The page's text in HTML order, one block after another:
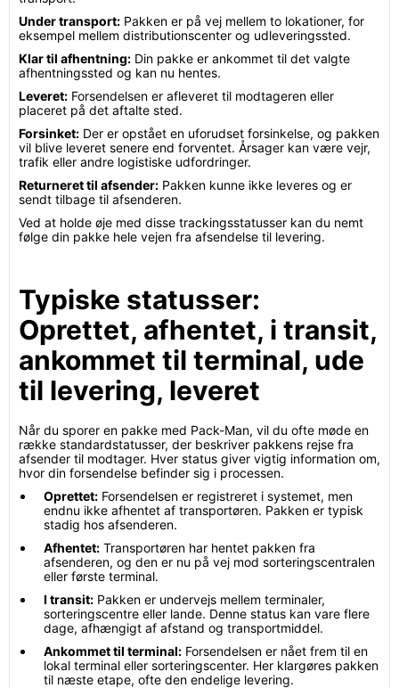
Under transport: Pakken er på vej mellem to lokationer, for
eksempel mellem distributionscenter og udleveringssted.
Klar til afhentning: Din pakke er ankommet til det valgte
afhentningssted og kan nu hentes.
Leveret: Forsendelsen er afleveret til modtageren eller
placeret på det aftalte sted.
Forsinket: Der er opstået en uforudset forsinkelse, og pakken
vil blive leveret senere end forventet. Årsager kan være vejr,
trafik eller andre logistiske udfordringer.
Returneret til afsender: Pakken kunne ikke leveres og er
sendt tilbage til afsenderen.
Ved at holde øje med disse trackingsstatusser kan du nemt
følge din pakke hele vejen fra afsendelse til levering.
Typiske statusser:
Oprettet, afhentet, i transit,
ankommet til terminal, ude
til levering, leveret
Når du sporer en pakke med Pack-Man, vil du ofte møde en
række standardstatusser, der beskriver pakkens rejse fra
afsender til modtager. Hver status giver vigtig information om,
hvor din forsendelse befinder sig i processen.
Oprettet: Forsendelsen er registreret i systemet, men
endnu ikke afhentet af transportøren. Pakken er typisk
stadig hos afsenderen.
Afhentet: Transportøren har hentet pakken fra
afsenderen, og den er nu på vej mod sorteringscentralen
eller første terminal.
I transit: Pakken er undervejs mellem terminaler,
sorteringscentre eller lande. Denne status kan vare flere
dage, afhængigt af afstand og transportmiddel.
Ankommet til terminal: Forsendelsen er nået frem til en
lokal terminal eller sorteringscenter. Her klargøres pakken
til næste etape, ofte den endelige levering.